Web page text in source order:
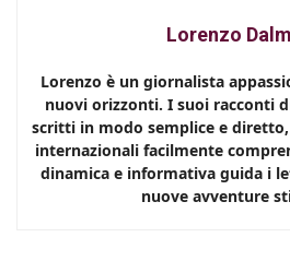
Lorenzo
Lorenzo è un giornalista
nuovi orizzonti. I suoi racconti
scritti in modo semplice e
internazionali facilmente
dinamica e informativa guida i
nuove avventure